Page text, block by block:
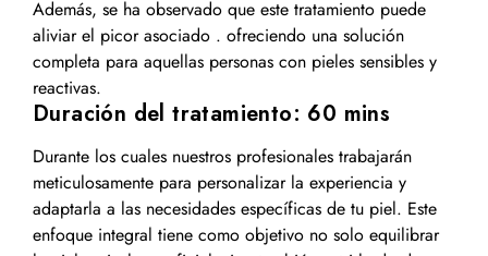
Además, se ha observado que este tratamiento puede
aliviar el picor asociado . ofreciendo una solución
completa para aquellas personas con pieles sensibles y
reactivas.
Duración del tratamiento: 60 mins
Durante los cuales nuestros profesionales trabajarán
meticulosamente para personalizar la experiencia y
adaptarla a las necesidades específicas de tu piel. Este
enfoque integral tiene como objetivo no solo equilibrar